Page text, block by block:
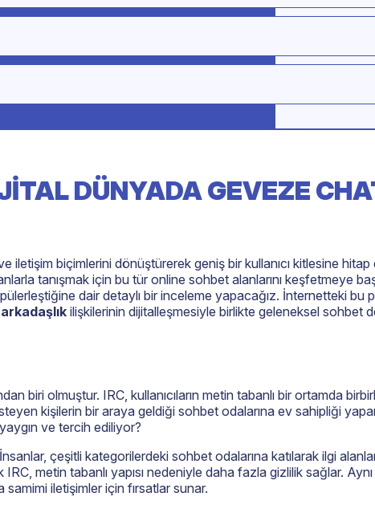
DÜNYADA GEVEZE
iletişim biçimlerini dönüştürerek geniş bir kullanıcı kitlesine hitap
tanışmak için bu tür online sohbet alanlarını keşfetmeye
dair detaylı bir inceleme yapacağız. İnternetteki bu
arkadaşlık ilişkilerinin dijitalleşmesiyle birlikte geleneksel sohbet
biri olmuştur. IRC, kullanıcıların metin tabanlı bir ortamda
kişilerin bir araya geldiği sohbet odalarına ev sahipliği
ve tercih ediliyor?
çeşitli kategorilerdeki sohbet odalarına katılarak ilgi
metin tabanlı yapısı nedeniyle daha fazla gizlilik sağlar.
iletişimler için fırsatlar sunar.